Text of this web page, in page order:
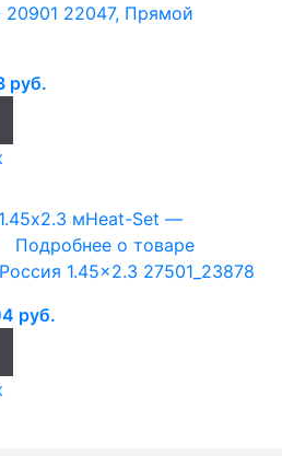
20901 22047, Прямой
руб.
1.45x2.3 мHeat-Set —
Подробнее о товаре
1.45×2.3 27501_23878
руб.